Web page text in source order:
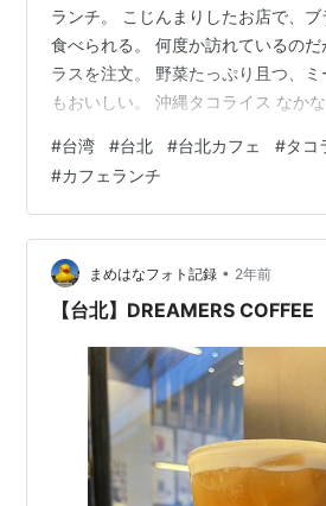
ランチ。 こじんまりしたお店で、
食べられる。 何度か訪れているの
ラスを注文。 野菜たっぷり且つ、
もおいしい。 沖縄タコライス なか
いやつは台湾マヨネーズ。日本のそ
め。 まだ食べたことがないメニュー
オライス風料理）もあって気になっ
い辛いかビビッてまだ頼めずにいる
カレーもおいしい。 View this post
#台湾 #台北 #台北カフェ #タコ
#カフェランチ
まめはなフォト記録 • 2年前
【台北】DREAMERS COFFEE